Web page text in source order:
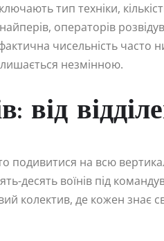
тип техніки,
операторів
чисельність часто
незмінною.
від
подивитися на всю
десять воїнів під
колектив, де кожен знає